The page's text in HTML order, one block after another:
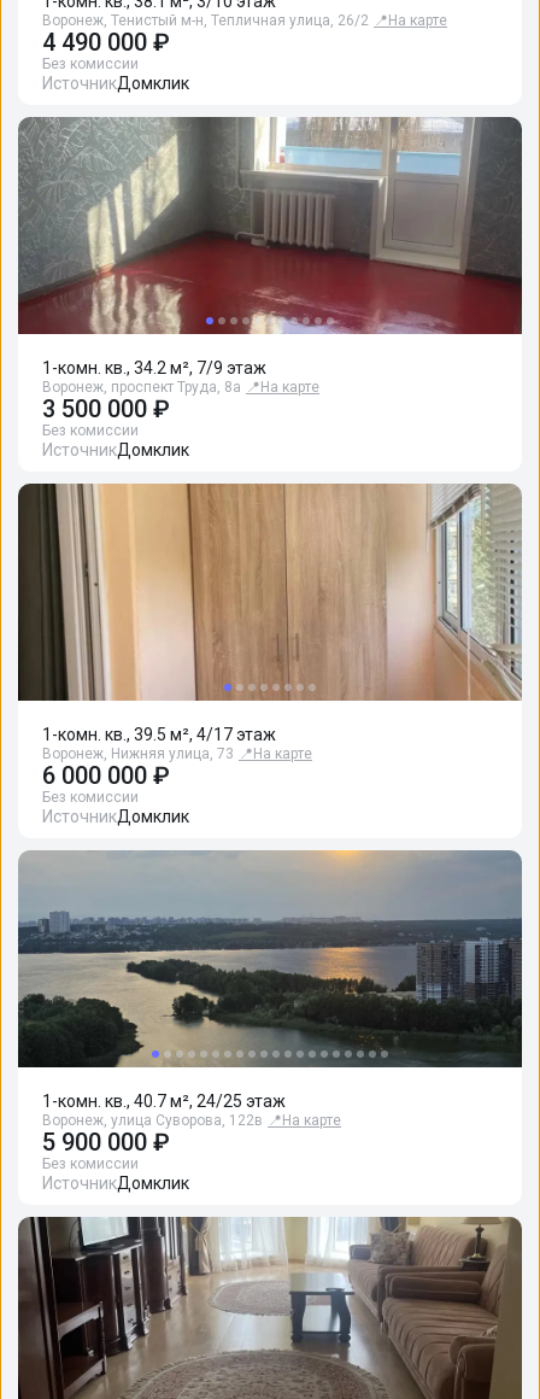
Воронеж, Тенистый м-н, Тепличная улица, 26/2 📍 На карте
4 490 000 ₽
Без комиссии
ИсточникДомклик
1-комн. кв., 34.2 м², 7/9 этаж
Воронеж, проспект Труда, 8а 📍 На карте
3 500 000 ₽
Без комиссии
ИсточникДомклик
1-комн. кв., 39.5 м², 4/17 этаж
Воронеж, Нижняя улица, 73 📍 На карте
6 000 000 ₽
Без комиссии
ИсточникДомклик
1-комн. кв., 40.7 м², 24/25 этаж
Воронеж, улица Суворова, 122в 📍 На карте
5 900 000 ₽
Без комиссии
ИсточникДомклик